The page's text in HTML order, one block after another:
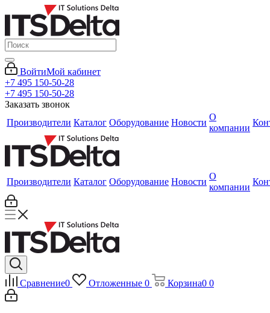
ВойтиМой кабинет
+7 495 150-50-28
+7 495 150-50-28
Заказать звонок
Производители Каталог Оборудование Новости
О
компании
Производители Каталог Оборудование Новости
О
компании
Сравнение0 Отложенные 0 Корзина0 0